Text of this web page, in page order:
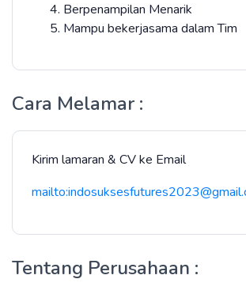
Berpenampilan Menarik
Mampu bekerjasama dalam Tim
Cara Melamar :
Kirim lamaran & CV ke Email
Tentang Perusahaan :